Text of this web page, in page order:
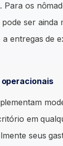
Para os
ser ainda
entregas de
em
seus